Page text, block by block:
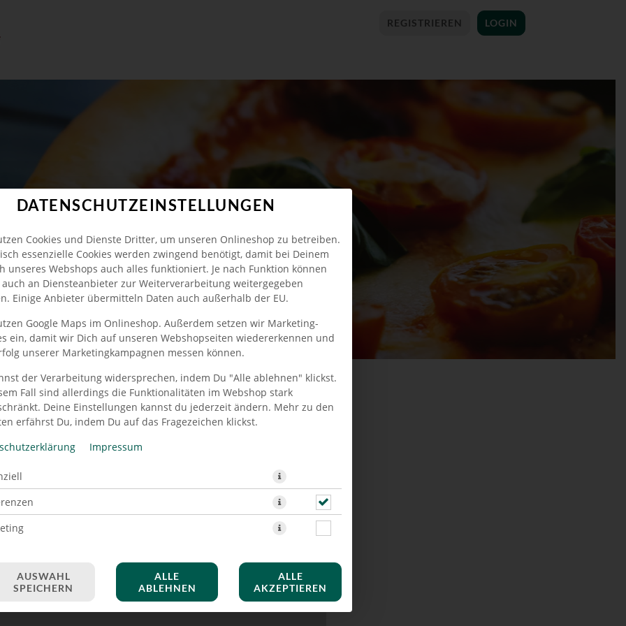
DATENSCHUTZEINSTELLUNGEN
Cookies und Dienste Dritter, um unseren Onlineshop zu betreiben.
essenzielle Cookies werden zwingend benötigt, damit bei Deinem
unseres Webshops auch alles funktioniert. Je nach Funktion können
auch an Diensteanbieter zur Weiterverarbeitung weitergegeben
Einige Anbieter übermitteln Daten auch außerhalb der EU.
Google Maps im Onlineshop. Außerdem setzen wir Marketing-
ein, damit wir Dich auf unseren Webshopseiten wiedererkennen und
unserer Marketingkampagnen messen können.
der Verarbeitung widersprechen, indem Du "Alle ablehnen" klickst.
Fall sind allerdings die Funktionalitäten im Webshop stark
Deine Einstellungen kannst du jederzeit ändern. Mehr zu den
erfährst Du, indem Du auf das Fragezeichen klickst.
Impressum
AUSWAHL
SPEICHERN
ALLE
ABLEHNEN
ALLE
AKZEPTIEREN
REGISTRIEREN LOGIN
PIZZA TONNO 28 CM